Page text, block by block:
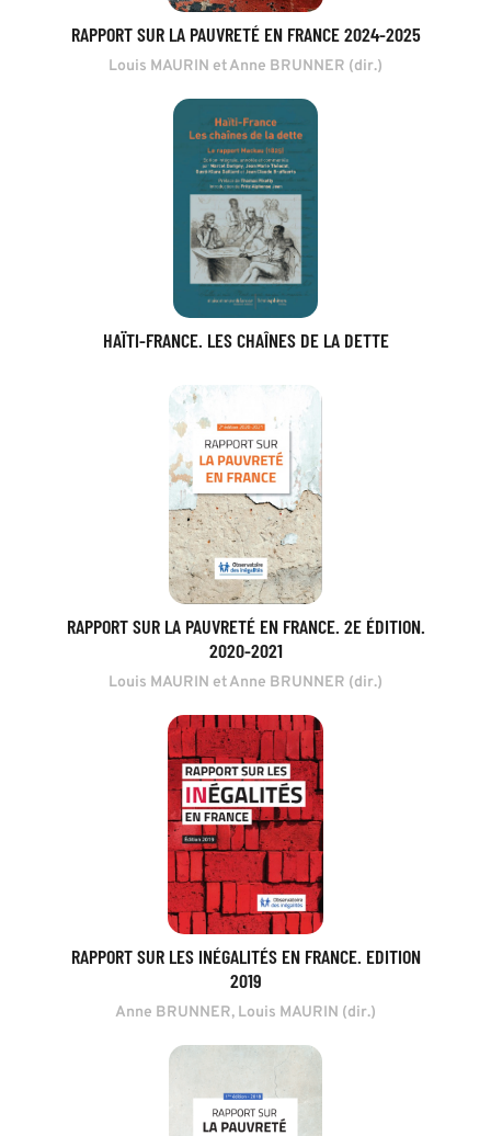
RAPPORT SUR LA PAUVRETÉ EN FRANCE 2024-2025
Louis MAURIN et Anne BRUNNER (dir.)
HAÏTI-FRANCE. LES CHAÎNES DE LA DETTE
RAPPORT SUR LA PAUVRETÉ EN FRANCE. 2E ÉDITION.
2020-2021
Louis MAURIN et Anne BRUNNER (dir.)
RAPPORT SUR LES INÉGALITÉS EN FRANCE. EDITION
2019
Anne BRUNNER, Louis MAURIN (dir.)